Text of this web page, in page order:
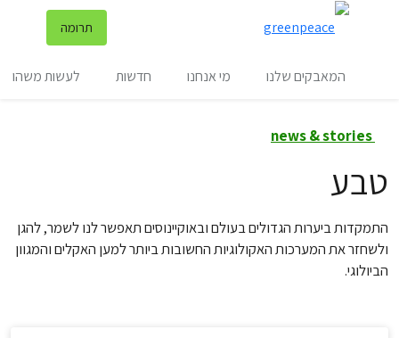
תרומה
המאבקים שלנו מי אנחנו חדשות לעשות משהו
טבע
התמקדות ביערות הגדולים בעולם ובאוקיינוסים תאפשר לנו לשמר, להגן
ולשחזר את המערכות האקולוגיות החשובות ביותר למען האקלים והמגוון
הביולוגי.